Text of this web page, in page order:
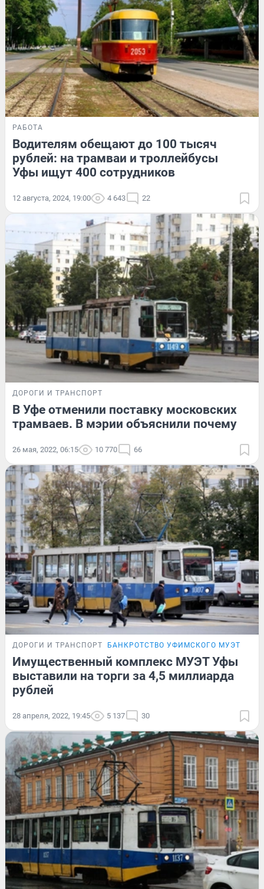
РАБОТА
Водителям обещают до 100 тысяч
рублей: на трамваи и троллейбусы
Уфы ищут 400 сотрудников
12 августа, 2024, 19:00 4 643 22
ДОРОГИ И ТРАНСПОРТ
В Уфе отменили поставку московских
трамваев. В мэрии объяснили почему
26 мая, 2022, 06:15 10 770 66
ДОРОГИ И ТРАНСПОРТ БАНКРОТСТВО УФИМСКОГО МУЭТ
Имущественный комплекс МУЭТ Уфы
выставили на торги за 4,5 миллиарда
рублей
28 апреля, 2022, 19:45 5 137 30